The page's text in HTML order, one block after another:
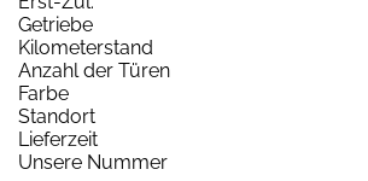
Getriebe
Kilometerstand
Anzahl der Türen
Farbe
Standort
Lieferzeit
Unsere Nummer